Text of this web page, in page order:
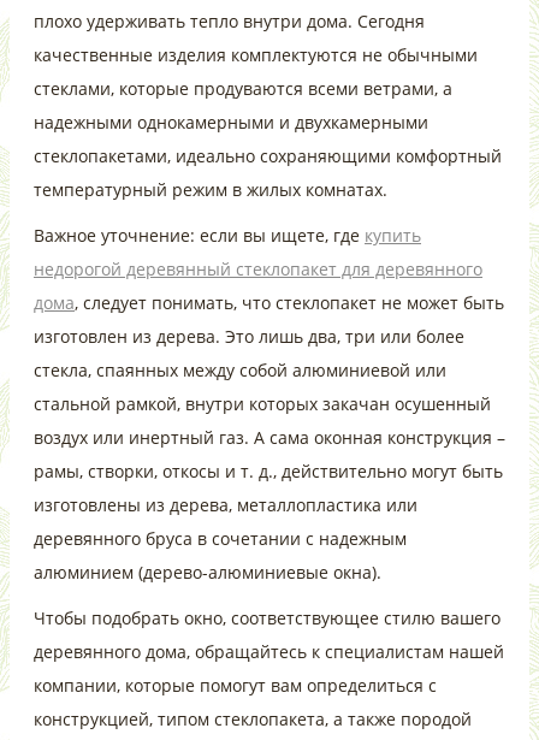
плохо удерживать тепло внутри дома. Сегодня
качественные изделия комплектуются не обычными
стеклами, которые продуваются всеми ветрами, а
надежными однокамерными и двухкамерными
стеклопакетами, идеально сохраняющими комфортный
температурный режим в жилых комнатах.
Важное уточнение: если вы ищете, где купить
недорогой деревянный стеклопакет для деревянного
дома, следует понимать, что стеклопакет не может быть
изготовлен из дерева. Это лишь два, три или более
стекла, спаянных между собой алюминиевой или
стальной рамкой, внутри которых закачан осушенный
воздух или инертный газ. А сама оконная конструкция –
рамы, створки, откосы и т. д., действительно могут быть
изготовлены из дерева, металлопластика или
деревянного бруса в сочетании с надежным
алюминием (дерево-алюминиевые окна).
Чтобы подобрать окно, соответствующее стилю вашего
деревянного дома, обращайтесь к специалистам нашей
компании, которые помогут вам определиться с
конструкцией, типом стеклопакета, а также породой